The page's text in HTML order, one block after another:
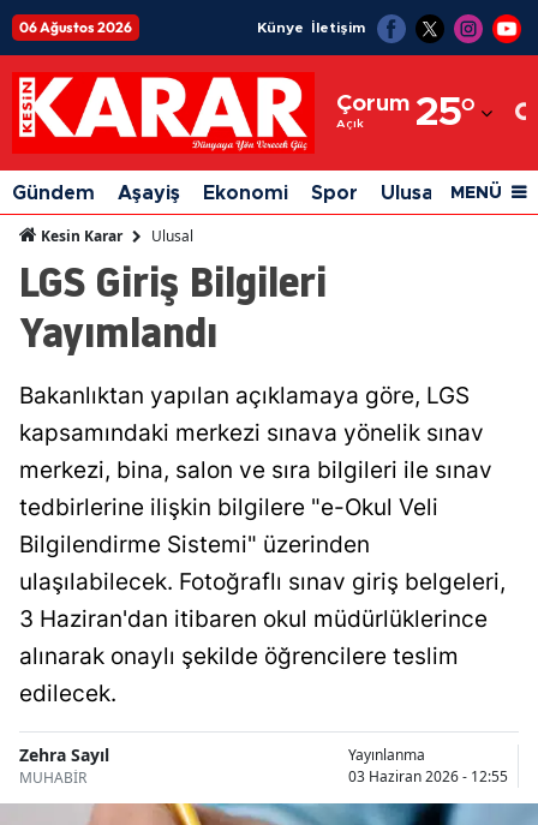
06 Ağustos 2026 Künye İletişim
Çorum
Açık 25°
Adıyaman
Afyonkarahisar
Ağrı
Artvin
Aydın
Balıkesir
Bingöl
Bitlis
Burdur
Bursa
Gündem Aşayiş Ekonomi Spor Ulusal Siyaset
MENÜ
Kesin Karar Ulusal
LGS Giriş Bilgileri
Yayımlandı
Bakanlıktan yapılan açıklamaya göre, LGS
kapsamındaki merkezi sınava yönelik sınav
merkezi, bina, salon ve sıra bilgileri ile sınav
tedbirlerine ilişkin bilgilere "e-Okul Veli
Bilgilendirme Sistemi" üzerinden
ulaşılabilecek. Fotoğraflı sınav giriş belgeleri,
3 Haziran'dan itibaren okul müdürlüklerince
alınarak onaylı şekilde öğrencilere teslim
edilecek.
Zehra Sayıl
MUHABİR
Yayınlanma
03 Haziran 2026 - 12:55